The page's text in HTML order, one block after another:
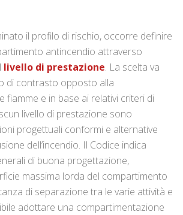
il profilo di rischio, occorre definire
antincendio attraverso
livello di prestazione. La scelta va
di contrasto opposto alla
fiamme e in base ai relativi criteri di
livello di prestazione sono
progettuali conformi e alternative
dell’incendio. Il Codice indica
di buona progettazione,
massima lorda del compartimento
di separazione tra le varie attività e
adottare una compartimentazione